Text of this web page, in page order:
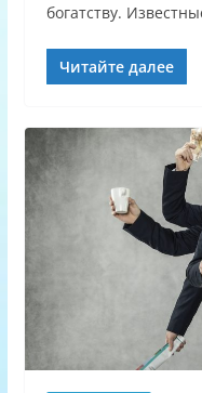
богатству.
Читайте далее